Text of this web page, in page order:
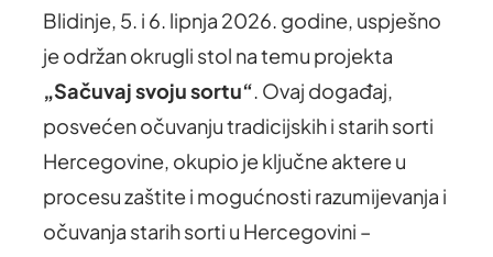
Blidinje, 5. i 6. lipnja 2026. godine, uspješno
je održan okrugli stol na temu projekta
„Sačuvaj svoju sortu“. Ovaj događaj,
posvećen očuvanju tradicijskih i starih sorti
Hercegovine, okupio je ključne aktere u
procesu zaštite i mogućnosti razumijevanja i
očuvanja starih sorti u Hercegovini –